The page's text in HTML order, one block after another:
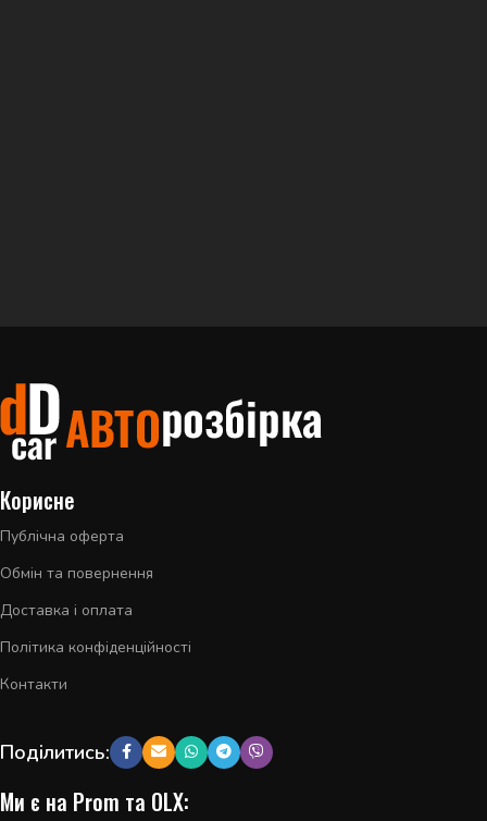
Корисне
Публічна оферта
Обмін та повернення
Доставка і оплата
Політика конфіденційності
Контакти
Поділитись:
Ми є на Prom та OLX: